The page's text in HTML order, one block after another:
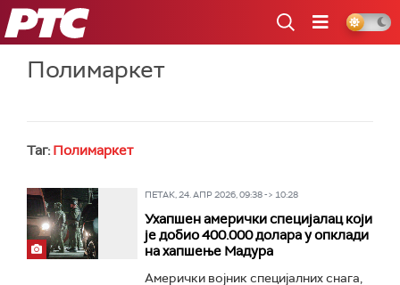
РТС
Полимаркет
Таг: Полимаркет
ПЕТАК, 24. АПР 2026, 09:38 -> 10:28
Ухапшен амерички специјалац који
је добио 400.000 долара у опклади
на хапшење Мадура
Амерички војник специјалних снага,